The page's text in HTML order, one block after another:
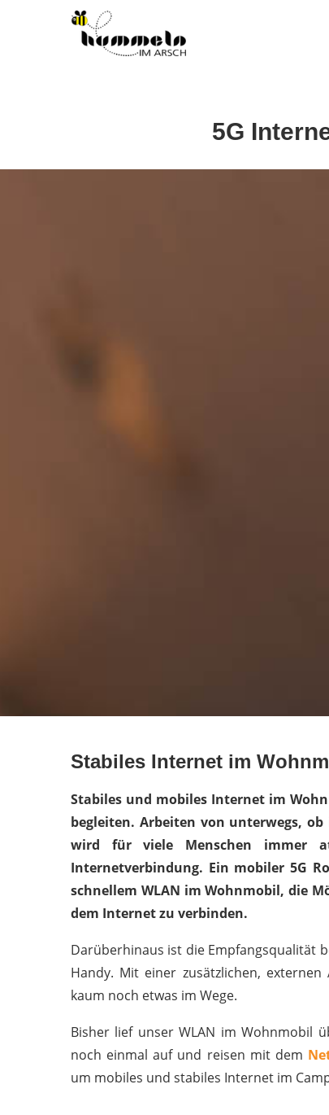
5G
Stabiles Internet im
Stabiles und mobiles Internet im
begleiten. Arbeiten von unterwegs,
wird für viele Menschen immer
Internetverbindung. Ein mobiler 5G
schnellem WLAN im Wohnmobil, die
dem Internet zu verbinden.
Darüberhinaus ist die Empfangsqualität
Handy. Mit einer zusätzlichen,
kaum noch etwas im Wege.
Bisher lief unser WLAN im Wohnmobil
noch einmal auf und reisen mit dem
um mobiles und stabiles Internet im